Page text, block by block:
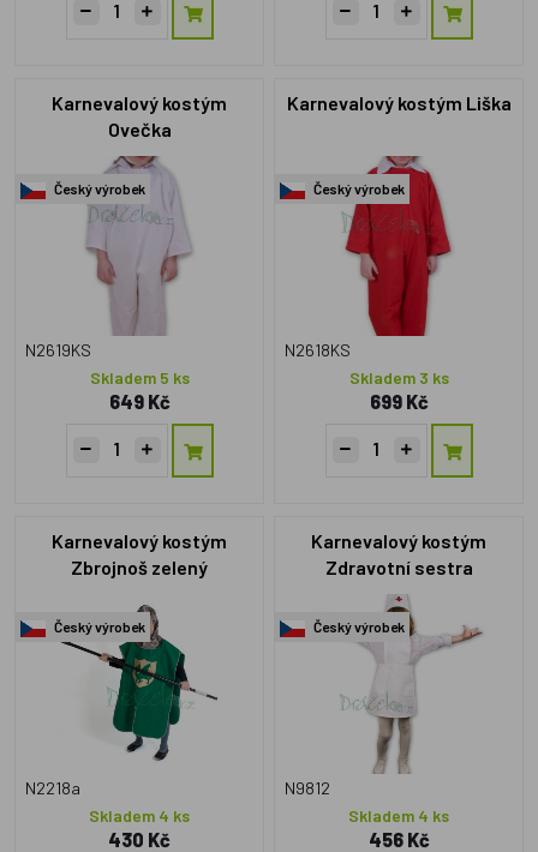
Karnevalový kostým
Ovečka
Český výrobek
N2619KS
Skladem 5 ks
649 Kč
Karnevalový kostým Liška
Český výrobek
N2618KS
Skladem 3 ks
699 Kč
Karnevalový kostým
Zbrojnoš zelený
Český výrobek
N2218a
Skladem 4 ks
430 Kč
Karnevalový kostým
Zdravotní sestra
Český výrobek
N9812
Skladem 4 ks
456 Kč